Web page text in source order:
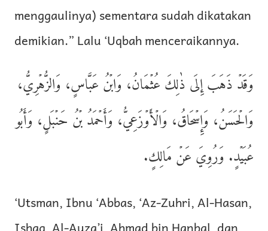
menggaulinya) sementara sudah dikatakan
demikian.” Lalu ‘Uqbah menceraikannya.
وَقَدۡ ذَهَبَ إِلَى ذٰلِكَ عُثۡمَانُ، وَابۡنُ عَبَّاسٍ، وَالزُّهۡرِيُّ،
وَالۡحَسَنُ، وَإِسۡحَاقُ، وَالۡأَوۡزَعِيُّ، وَأَحۡمَدُ بۡنُ حَنۡبَلٍ، وَأَبُو
عُبَيۡدٍ. وَرُوِيَ عَنۡ مَالِكٍ.
‘Utsman, Ibnu ‘Abbas, ‘Az-Zuhri, Al-Hasan,
Ishaq, Al-Auza’i, Ahmad bin Hanbal, dan